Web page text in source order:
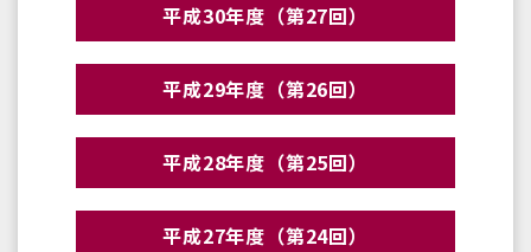
平成30年度（第27回）
平成29年度（第26回）
平成28年度（第25回）
平成27年度（第24回）